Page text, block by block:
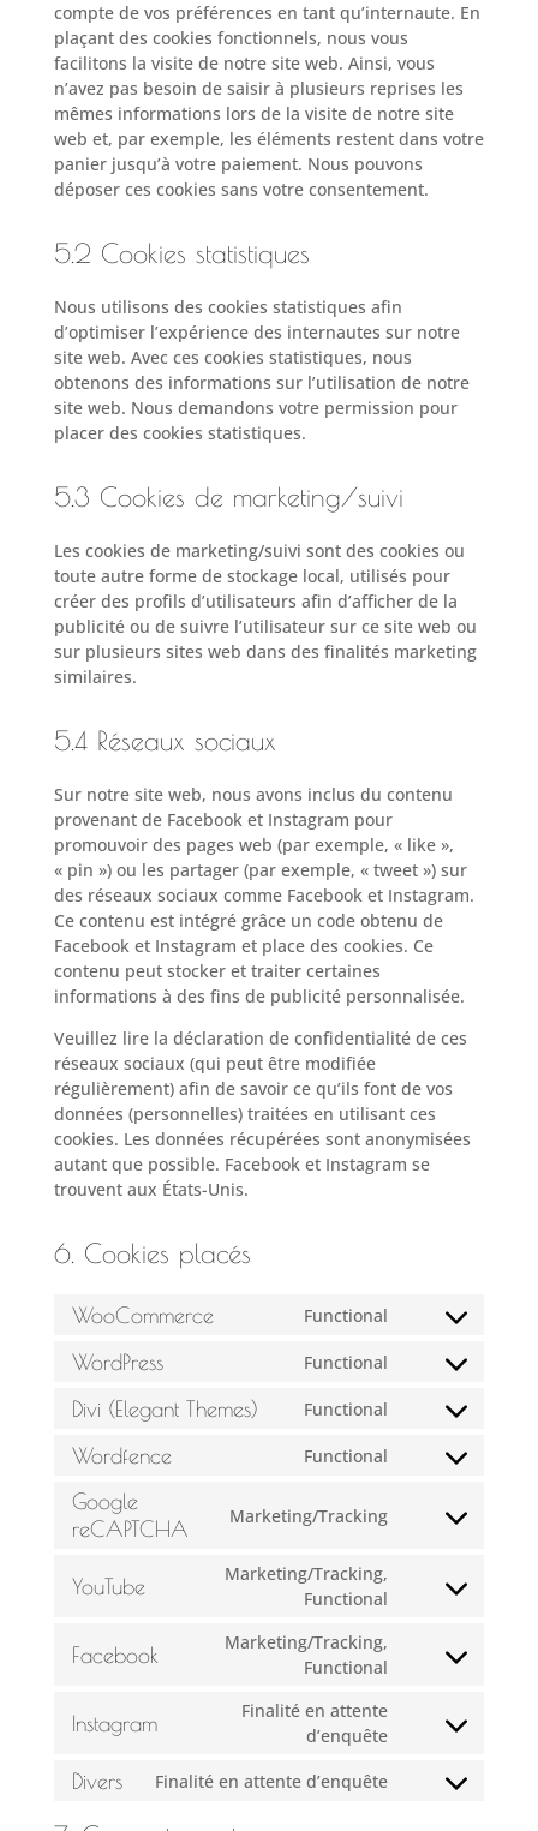
compte de vos préférences en tant qu’internaute. En
plaçant des cookies fonctionnels, nous vous
facilitons la visite de notre site web. Ainsi, vous
n’avez pas besoin de saisir à plusieurs reprises les
mêmes informations lors de la visite de notre site
web et, par exemple, les éléments restent dans votre
panier jusqu’à votre paiement. Nous pouvons
déposer ces cookies sans votre consentement.
5.2 Cookies statistiques
Nous utilisons des cookies statistiques afin
d’optimiser l’expérience des internautes sur notre
site web. Avec ces cookies statistiques, nous
obtenons des informations sur l’utilisation de notre
site web. Nous demandons votre permission pour
placer des cookies statistiques.
5.3 Cookies de marketing/suivi
Les cookies de marketing/suivi sont des cookies ou
toute autre forme de stockage local, utilisés pour
créer des profils d’utilisateurs afin d’afficher de la
publicité ou de suivre l’utilisateur sur ce site web ou
sur plusieurs sites web dans des finalités marketing
similaires.
5.4 Réseaux sociaux
Sur notre site web, nous avons inclus du contenu
provenant de Facebook et Instagram pour
promouvoir des pages web (par exemple, « like »,
« pin ») ou les partager (par exemple, « tweet ») sur
des réseaux sociaux comme Facebook et Instagram.
Ce contenu est intégré grâce un code obtenu de
Facebook et Instagram et place des cookies. Ce
contenu peut stocker et traiter certaines
informations à des fins de publicité personnalisée.
Veuillez lire la déclaration de confidentialité de ces
réseaux sociaux (qui peut être modifiée
régulièrement) afin de savoir ce qu’ils font de vos
données (personnelles) traitées en utilisant ces
cookies. Les données récupérées sont anonymisées
autant que possible. Facebook et Instagram se
trouvent aux États-Unis.
6. Cookies placés
WooCommerce Functional
Consent
service
woocommerce
WordPress Functional
Consent
service
wordpress
Divi (Elegant Themes) Functional
Consent
service
(elegant-
Wordfence Functional
Consent
service
Google
reCAPTCHA
Marketing/Tracking
Consent
service
google-
YouTube
Marketing/Tracking,
Functional
Consent
service
Facebook
Marketing/Tracking,
Functional
Consent
service
Instagram
Finalité en attente
d’enquête
Consent
service
Divers Finalité en attente d’enquête
Consent